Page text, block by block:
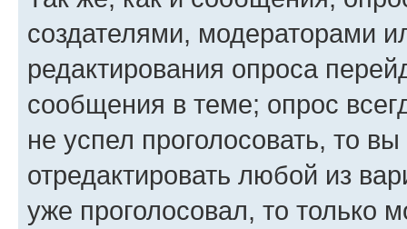
создателями, модераторами
редактирования опроса
сообщения в теме; опрос
не успел проголосовать, то
отредактировать любой из
уже проголосовал, то только